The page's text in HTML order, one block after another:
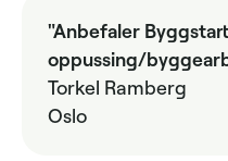
"Anbefaler
oppussing/
Torkel Ramberg
Oslo